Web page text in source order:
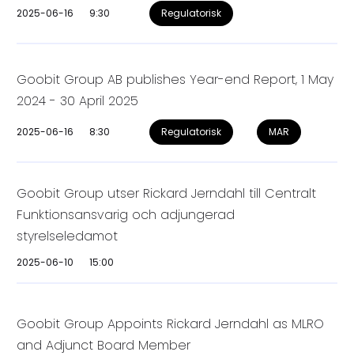
2025-06-16 9:30 Regulatorisk
Goobit Group AB publishes Year-end Report, 1 May
2024 - 30 April 2025
2025-06-16 8:30 Regulatorisk MAR
Goobit Group utser Rickard Jerndahl till Centralt
Funktionsansvarig och adjungerad
styrelseledamot
2025-06-10 15:00
Goobit Group Appoints Rickard Jerndahl as MLRO
and Adjunct Board Member